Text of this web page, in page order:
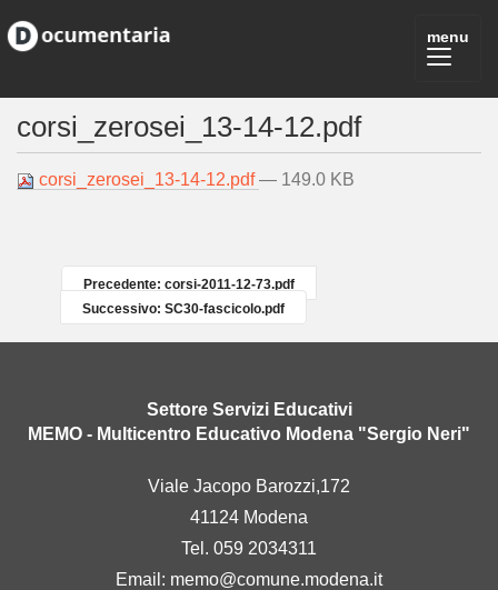
corsi_zerosei_13-14-12.pdf
corsi_zerosei_13-14-12.pdf— 149.0 KB
Precedente: corsi-2011-12-73.pdf
Successivo: SC30-fascicolo.pdf
Settore Servizi Educativi
MEMO - Multicentro Educativo Modena "Sergio Neri"
Viale Jacopo Barozzi,172
41124 Modena
Tel. 059 2034311
Email: memo@comune.modena.it